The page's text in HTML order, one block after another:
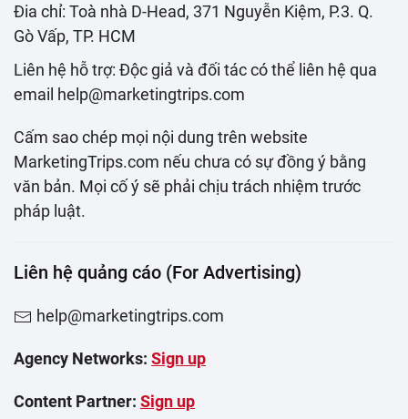
Đia chỉ: Toà nhà D-Head, 371 Nguyễn Kiệm, P.3. Q.
Gò Vấp, TP. HCM
Liên hệ hỗ trợ: Độc giả và đối tác có thể liên hệ qua
email help@marketingtrips.com
Cấm sao chép mọi nội dung trên website
MarketingTrips.com nếu chưa có sự đồng ý bằng
văn bản. Mọi cố ý sẽ phải chịu trách nhiệm trước
pháp luật.
Liên hệ quảng cáo (For Advertising)
help@marketingtrips.com
Agency Networks: Sign up
Content Partner: Sign up